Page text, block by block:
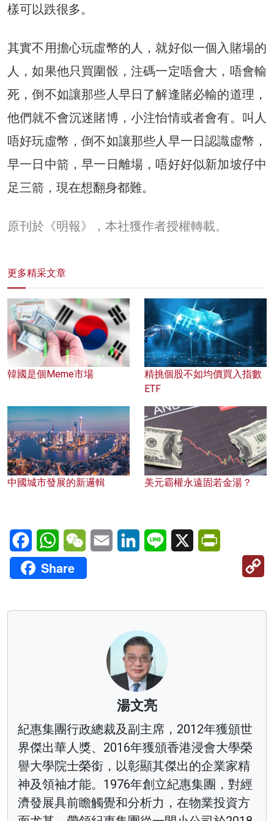
樣可以跌很多。
其實不用擔心玩虛幣的人，就好似一個入賭場的
人，如果他只買圍骰，注碼一定唔會大，唔會輸
死，倒不如讓那些人早日了解逢賭必輸的道理，
他們就不會沉迷賭博，小注怡情或者會有。叫人
唔好玩虛幣，倒不如讓那些人早一日認識虛幣，
早一日中箭，早一日離場，唔好好似新加坡仔中
足三箭，現在想翻身都難。
原刊於《明報》，本社獲作者授權轉載。
更多精采文章
韓國是個Meme市場
精挑個股不如均價買入指數
ETF
中國城市發展的新邏輯 美元霸權永遠固若金湯？
FacebookWhatsAppWeChatEmail LinkedInLine X
Share
湯文亮
紀惠集團行政總裁及副主席，2012年獲頒世
界傑出華人獎、2016年獲頒香港浸會大學榮
譽大學院士榮銜，以彰顯其傑出的企業家精
神及領袖才能。1976年創立紀惠集團，對經
濟發展具前瞻觸覺和分析力，在物業投資方